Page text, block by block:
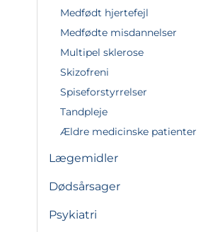
Medfødt hjertefejl
Medfødte misdannelser
Multipel sklerose
Skizofreni
Spiseforstyrrelser
Tandpleje
Ældre medicinske patienter
Lægemidler
Dødsårsager
Psykiatri